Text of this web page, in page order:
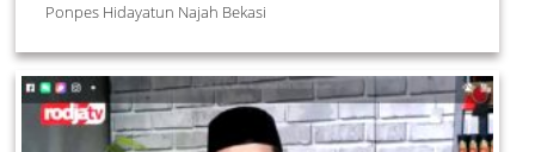
Ponpes Hidayatun Najah Bekasi